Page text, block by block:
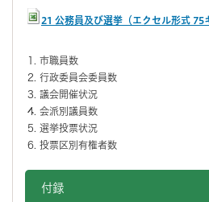
21 公務員及び選挙（エクセル形式 75
市職員数
行政委員会委員数
議会開催状況
会派別議員数
選挙投票状況
投票区別有権者数
付録